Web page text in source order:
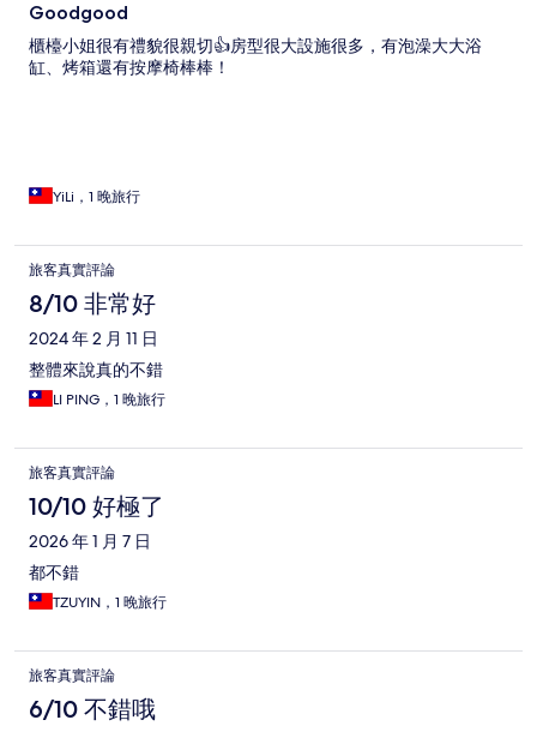
Goodgood
櫃檯小姐很有禮貌很親切👍房型很大設施很多，有泡澡大大浴
缸、烤箱還有按摩椅棒棒！
YiLi，1 晚旅行
旅客真實評論
8/10 非常好
2024 年 2 月 11 日
整體來說真的不錯
LI PING，1 晚旅行
旅客真實評論
10/10 好極了
2026 年 1 月 7 日
都不錯
TZUYIN，1 晚旅行
旅客真實評論
6/10 不錯哦